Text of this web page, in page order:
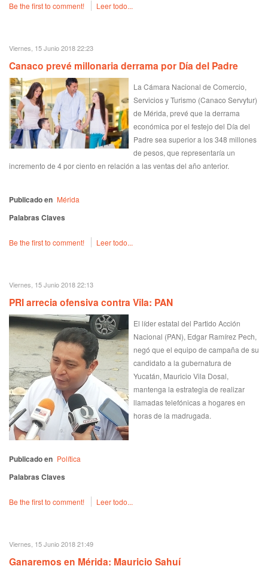
Be the first to comment! Leer todo...
Viernes, 15 Junio 2018 22:23
Canaco prevé millonaria derrama por Día del Padre
La Cámara Nacional de Comercio,
Servicios y Turismo (Canaco Servytur)
de Mérida, prevé que la derrama
económica por el festejo del Día del
Padre sea superior a los 348 millones
de pesos, que representaría un
incremento de 4 por ciento en relación a las ventas del año anterior.
Publicado en Mérida
Palabras Claves
Be the first to comment! Leer todo...
Viernes, 15 Junio 2018 22:13
PRI arrecia ofensiva contra Vila: PAN
El líder estatal del Partido Acción
Nacional (PAN), Edgar Ramírez Pech,
negó que el equipo de campaña de su
candidato a la gubernatura de
Yucatán, Mauricio Vila Dosal,
mantenga la estrategia de realizar
llamadas telefónicas a hogares en
horas de la madrugada.
Publicado en Política
Palabras Claves
Be the first to comment! Leer todo...
Viernes, 15 Junio 2018 21:49
Ganaremos en Mérida: Mauricio Sahuí